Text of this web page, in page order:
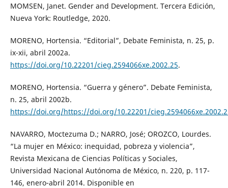
MOMSEN, Janet. Gender and Development. Tercera Edición,
Nueva York: Routledge, 2020.
MORENO, Hortensia. “Editorial”, Debate Feminista, n. 25, p.
ix-xii, abril 2002a.
https://doi.org/10.22201/cieg.2594066xe.2002.25.
MORENO, Hortensia. “Guerra y género”. Debate Feminista,
n. 25, abril 2002b.
https://doi.org/https://doi.org/10.22201/
NAVARRO, Moctezuma D.; NARRO, José; OROZCO, Lourdes.
“La mujer en México: inequidad, pobreza y violencia”,
Revista Mexicana de Ciencias Políticas y Sociales,
Universidad Nacional Autónoma de México, n. 220, p. 117-
146, enero-abril 2014. Disponible en